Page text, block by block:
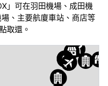
」可在羽田機場、成田機
、主要航廈車站、商店等
取還。